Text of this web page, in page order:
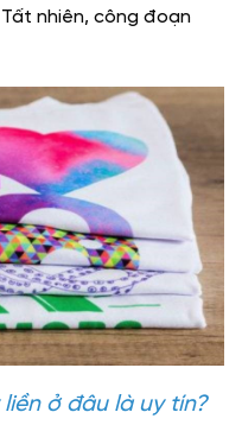
nhiên, công đoạn
ở đâu là uy tín?